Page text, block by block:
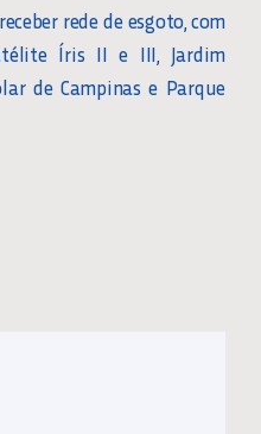
rede de esgoto, com
Íris II e III, Jardim
de Campinas e Parque